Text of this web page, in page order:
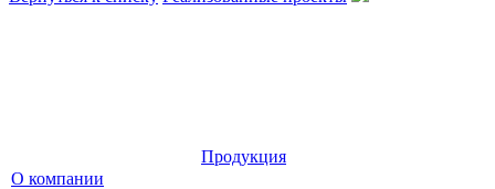
О компании
Продукция